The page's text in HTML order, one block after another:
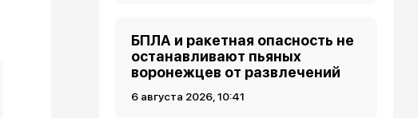
БПЛА и ракетная опасность не
останавливают пьяных
воронежцев от развлечений
6 августа 2026, 10:41